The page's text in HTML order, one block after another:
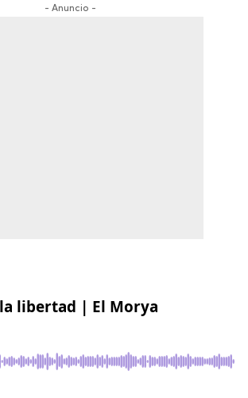
- Anuncio -
libertad | El Morya